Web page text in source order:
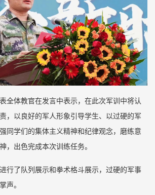
全体教官在发言中表示，在此次军训中将认
，以良好的军人形象引导学生、以过硬的军
同学们的集体主义精神和纪律观念，磨练意
，出色完成本次训练任务。
行了队列展示和拳术格斗展示，过硬的军事
声。